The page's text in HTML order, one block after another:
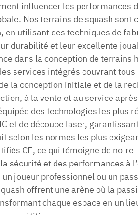
influencer les performances
Nos terrains de squash sont
en utilisant des techniques de
durabilité et leur excellente
dans la conception de terrains
services intégrés couvrant tous
la conception initiale et de la
à la vente et au service
des technologies les plus
et de découpe laser,
selon les normes les plus
CE, ce qui témoigne de notre
sécurité et des performances à
joueur professionnel ou un
offrent une arène où la
chaque espace en un